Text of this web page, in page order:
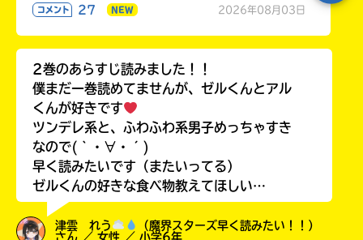
コメント 27 NEW 2026年08月03日
2巻のあらすじ読みました！！
僕まだ一巻読めてませんが、ゼルくんとアル
くんが好きです
ツンデレ系と、ふわふわ系男子めっちゃすき
なので(｀・∀・´)
早く読みたいです（またいってる）
ゼルくんの好きな食べ物教えてほしい…
津雲 れう
（魔界スターズ早く読みたい！！）
さん ／ 女性 ／ 小学6年